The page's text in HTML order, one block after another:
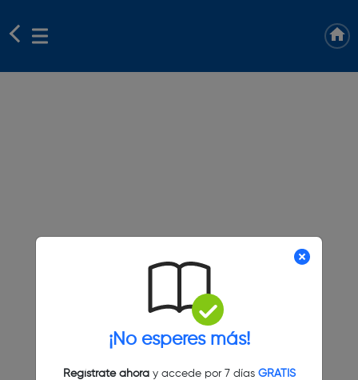
¡No esperes más!
Regístrate ahoray accede por 7 días GRATIS